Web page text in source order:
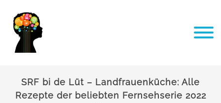
SRF bi de Lüt – Landfrauenküche: Alle
Rezepte der beliebten Fernsehserie 2022